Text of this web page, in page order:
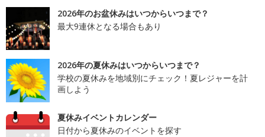
2026年のお盆休みはいつからいつまで？
最大9連休となる場合もあり
2026年の夏休みはいつからいつまで？
学校の夏休みを地域別にチェック！夏レジャーを計
画しよう
夏休みイベントカレンダー
日付から夏休みのイベントを探す